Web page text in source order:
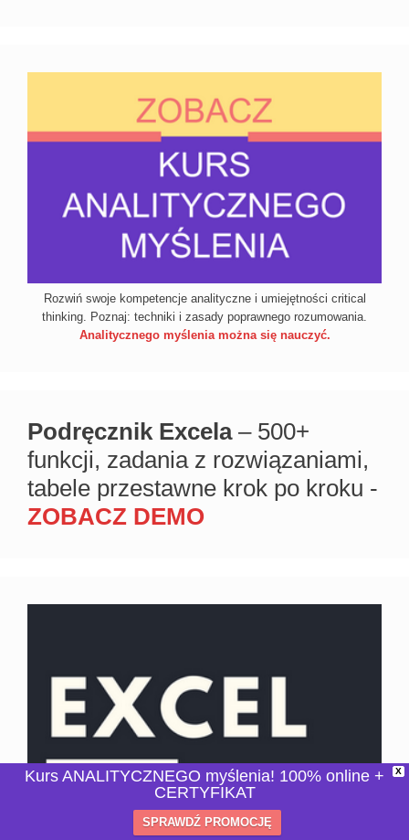
Rozwiń swoje kompetencje analityczne i umiejętności critical
thinking. Poznaj: techniki i zasady poprawnego rozumowania.
Analitycznego myślenia można się nauczyć.
Podręcznik Excela– 500+
funkcji, zadania z rozwiązaniami,
tabele przestawne krok po kroku -
ZOBACZ DEMO
X
Kurs ANALITYCZNEGO myślenia! 100% online +
CERTYFIKAT
SPRAWDŹ PROMOCJĘ